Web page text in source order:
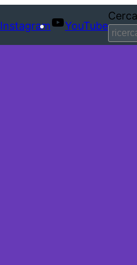
Instagram YouTube
Cerca